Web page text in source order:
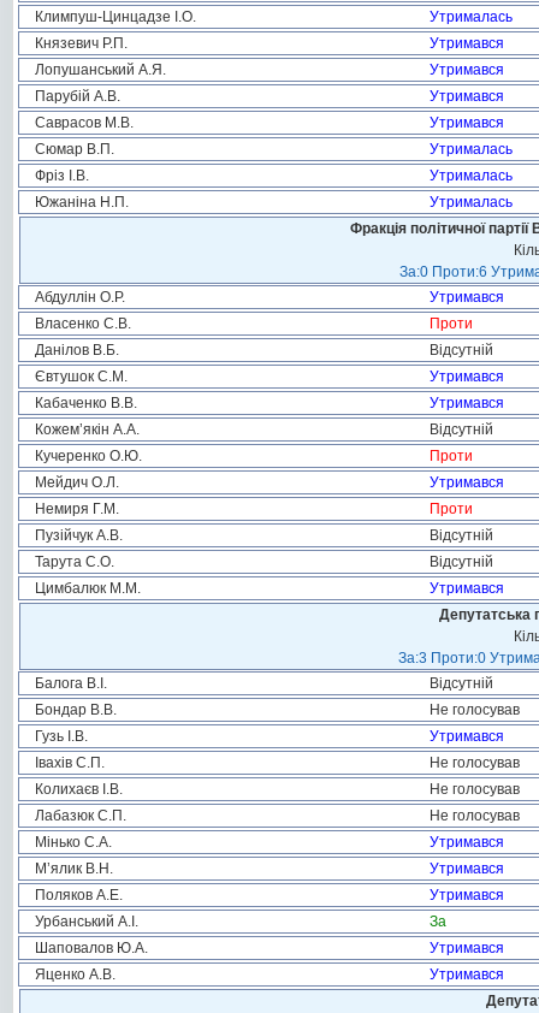
Климпуш-Цинцадзе І.О.
Утрималась
Князевич Р.П.
Утримався
Лопушанський А.Я.
Утримався
Парубій А.В.
Утримався
Саврасов М.В.
Утримався
Сюмар В.П.
Утрималась
Фріз І.В.
Утрималась
Южаніна Н.П.
Утрималась
Фракція політичної
За:0 Проти:6
Абдуллін О.Р.
Утримався
Власенко С.В.
Проти
Данілов В.Б.
Відсутній
Євтушок С.М.
Утримався
Кабаченко В.В.
Утримався
Кожем’якін А.А.
Відсутній
Кучеренко О.Ю.
Проти
Мейдич О.Л.
Утримався
Немиря Г.М.
Проти
Пузійчук А.В.
Відсутній
Тарута С.О.
Відсутній
Цимбалюк М.М.
Утримався
Депутатська
За:3 Проти:0
Балога В.І.
Відсутній
Бондар В.В.
Не голосував
Гузь І.В.
Утримався
Івахів С.П.
Не голосував
Колихаєв І.В.
Не голосував
Лабазюк С.П.
Не голосував
Мінько С.А.
Утримався
М’ялик В.Н.
Утримався
Поляков А.Е.
Утримався
Урбанський А.І.
За
Шаповалов Ю.А.
Утримався
Яценко А.В.
Утримався